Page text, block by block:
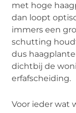
met hoge
dan loopt
immers een
schutting
dus
dichtbij de
erfafscheiding.
Voor ieder wat